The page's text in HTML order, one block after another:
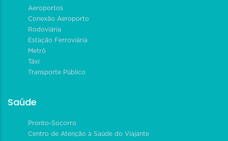
Aeroportos
Conexão Aeroporto
Rodoviária
Estação Ferroviária
Metrô
Táxi
Transporte Público
Saúde
Pronto-Socorro
Centro de Atenção à Saúde do Viajante